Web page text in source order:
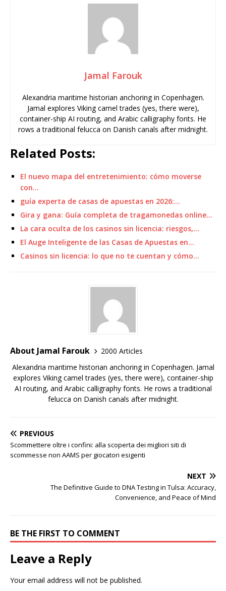
Jamal Farouk
Alexandria maritime historian anchoring in Copenhagen.
Jamal explores Viking camel trades (yes, there were),
container-ship AI routing, and Arabic calligraphy fonts. He
rows a traditional felucca on Danish canals after midnight.
Related Posts:
El nuevo mapa del entretenimiento: cómo moverse
con…
guía experta de casas de apuestas en 2026:…
Gira y gana: Guía completa de tragamonedas online…
La cara oculta de los casinos sin licencia: riesgos,…
El Auge Inteligente de las Casas de Apuestas en…
Casinos sin licencia: lo que no te cuentan y cómo…
About Jamal Farouk
2000 Articles
Alexandria maritime historian anchoring in Copenhagen. Jamal
explores Viking camel trades (yes, there were), container-ship
AI routing, and Arabic calligraphy fonts. He rows a traditional
felucca on Danish canals after midnight.
PREVIOUS
Scommettere oltre i confini: alla scoperta dei migliori siti di
scommesse non AAMS per giocatori esigenti
NEXT
The Definitive Guide to DNA Testing in Tulsa: Accuracy,
Convenience, and Peace of Mind
BE THE FIRST TO COMMENT
Leave a Reply
Your email address will not be published.